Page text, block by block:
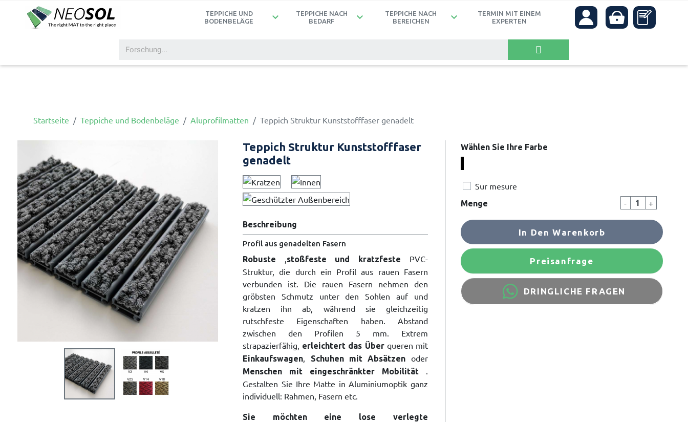
TEPPICHE UND
BODENBELÄGE
keyboard_arrow_down
TEPPICHE NACH
BEDARF
keyboard_arrow_down
TEPPICHE NACH
BEREICHEN
keyboard_arrow_down
TERMIN MIT EINEM
EXPERTEN
Startseite Teppiche und Bodenbeläge Aluprofilmatten Teppich Struktur Kunststofffaser genadelt
Teppich Struktur Kunststofffaser
genadelt
Beschreibung
Profil aus genadelten Fasern
Robuste ,stoßfeste und kratzfeste PVC-
Struktur, die durch ein Profil aus rauen Fasern
verbunden ist. Die rauen Fasern nehmen den
gröbsten Schmutz unter den Sohlen auf und
kratzen ihn ab, während sie gleichzeitig
rutschfeste Eigenschaften haben. Abstand
zwischen den Profilen 5 mm. Extrem
strapazierfähig, erleichtert das Überqueren mit
Einkaufswagen, Schuhen mit Absätzen oder
Menschen mit eingeschränkter Mobilität .
Gestalten Sie Ihre Matte in Aluminiumoptik ganz
individuell: Rahmen, Fasern etc.
Sie möchten eine lose verlegte
Wählen Sie Ihre Farbe
Sur mesure
Menge - +
In Den Warenkorb
Preisanfrage
DRINGLICHE FRAGEN